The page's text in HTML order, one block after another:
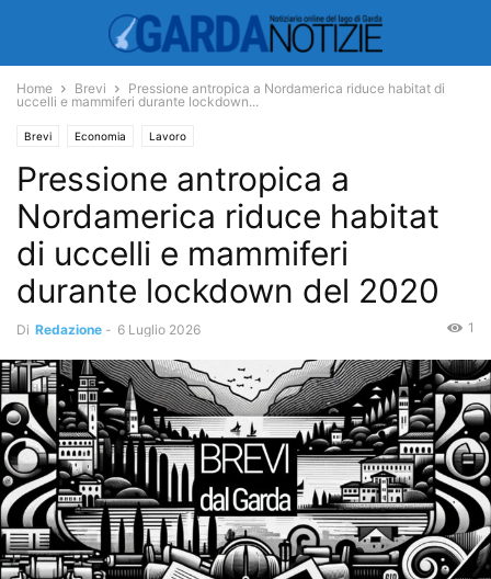
Home Brevi
Pressione antropica a Nordamerica riduce habitat di
uccelli e mammiferi durante lockdown...
Brevi Economia Lavoro
Pressione antropica a
Nordamerica riduce habitat
di uccelli e mammiferi
durante lockdown del 2020
Di Redazione - 6 Luglio 2026 1